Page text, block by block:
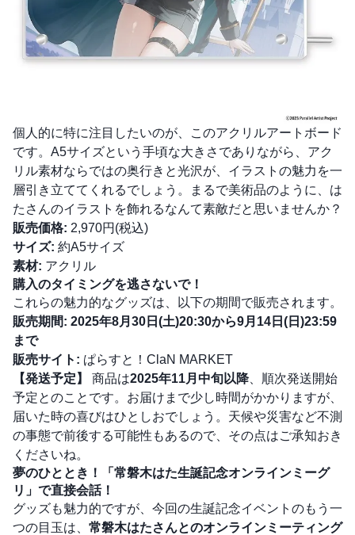
個人的に特に注目したいのが、このアクリルアートボード
です。A5サイズという手頃な大きさでありながら、アク
リル素材ならではの奥行きと光沢が、イラストの魅力を一
層引き立ててくれるでしょう。まるで美術品のように、は
たさんのイラストを飾れるなんて素敵だと思いませんか？
販売価格: 2,970円(税込)
サイズ: 約A5サイズ
素材: アクリル
購入のタイミングを逃さないで！
これらの魅力的なグッズは、以下の期間で販売されます。
販売期間: 2025年8月30日(土)20:30から9月14日(日)23:59
まで
販売サイト: ぱらすと！ClaN MARKET
【発送予定】
商品は2025年11月中旬以降 、順次発送開始
予定とのことです。お届けまで少し時間がかかりますが、
届いた時の喜びはひとしおでしょう。天候や災害など不測
の事態で前後する可能性もあるので、その点はご承知おき
くださいね。
夢のひととき！「常磐木はた生誕記念オンラインミーグ
リ」で直接会話！
グッズも魅力的ですが、今回の生誕記念イベントのもう一
つの目玉は、 常磐木はたさんとのオンラインミーティング